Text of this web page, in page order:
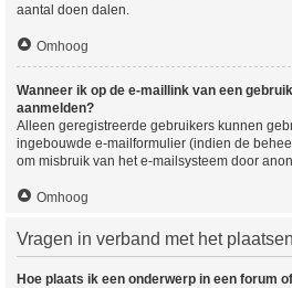
aantal doen dalen.
Omhoog
Wanneer ik op de e-maillink van een
aanmelden?
Alleen geregistreerde gebruikers kunnen
ingebouwde e-mailformulier (indien de
om misbruik van het e-mailsysteem door
Omhoog
Vragen in verband met het
Hoe plaats ik een onderwerp in een forum